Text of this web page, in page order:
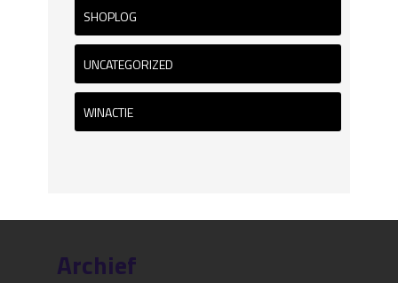
SHOPLOG
UNCATEGORIZED
WINACTIE
Archief